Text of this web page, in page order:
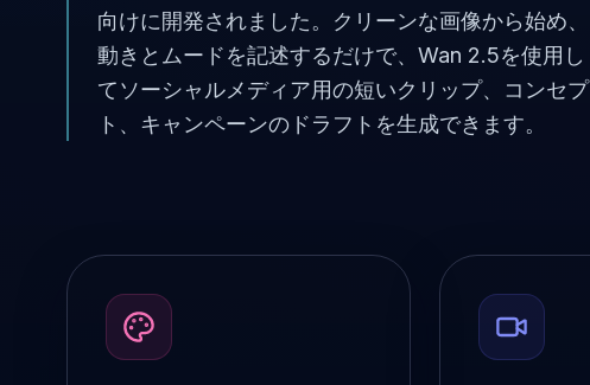
向けに開発されました。クリーンな画像から始め、
動きとムードを記述するだけで、Wan 2.5を使用し
てソーシャルメディア用の短いクリップ、コンセプ
ト、キャンペーンのドラフトを生成できます。